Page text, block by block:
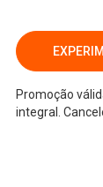
Promoção
integral.